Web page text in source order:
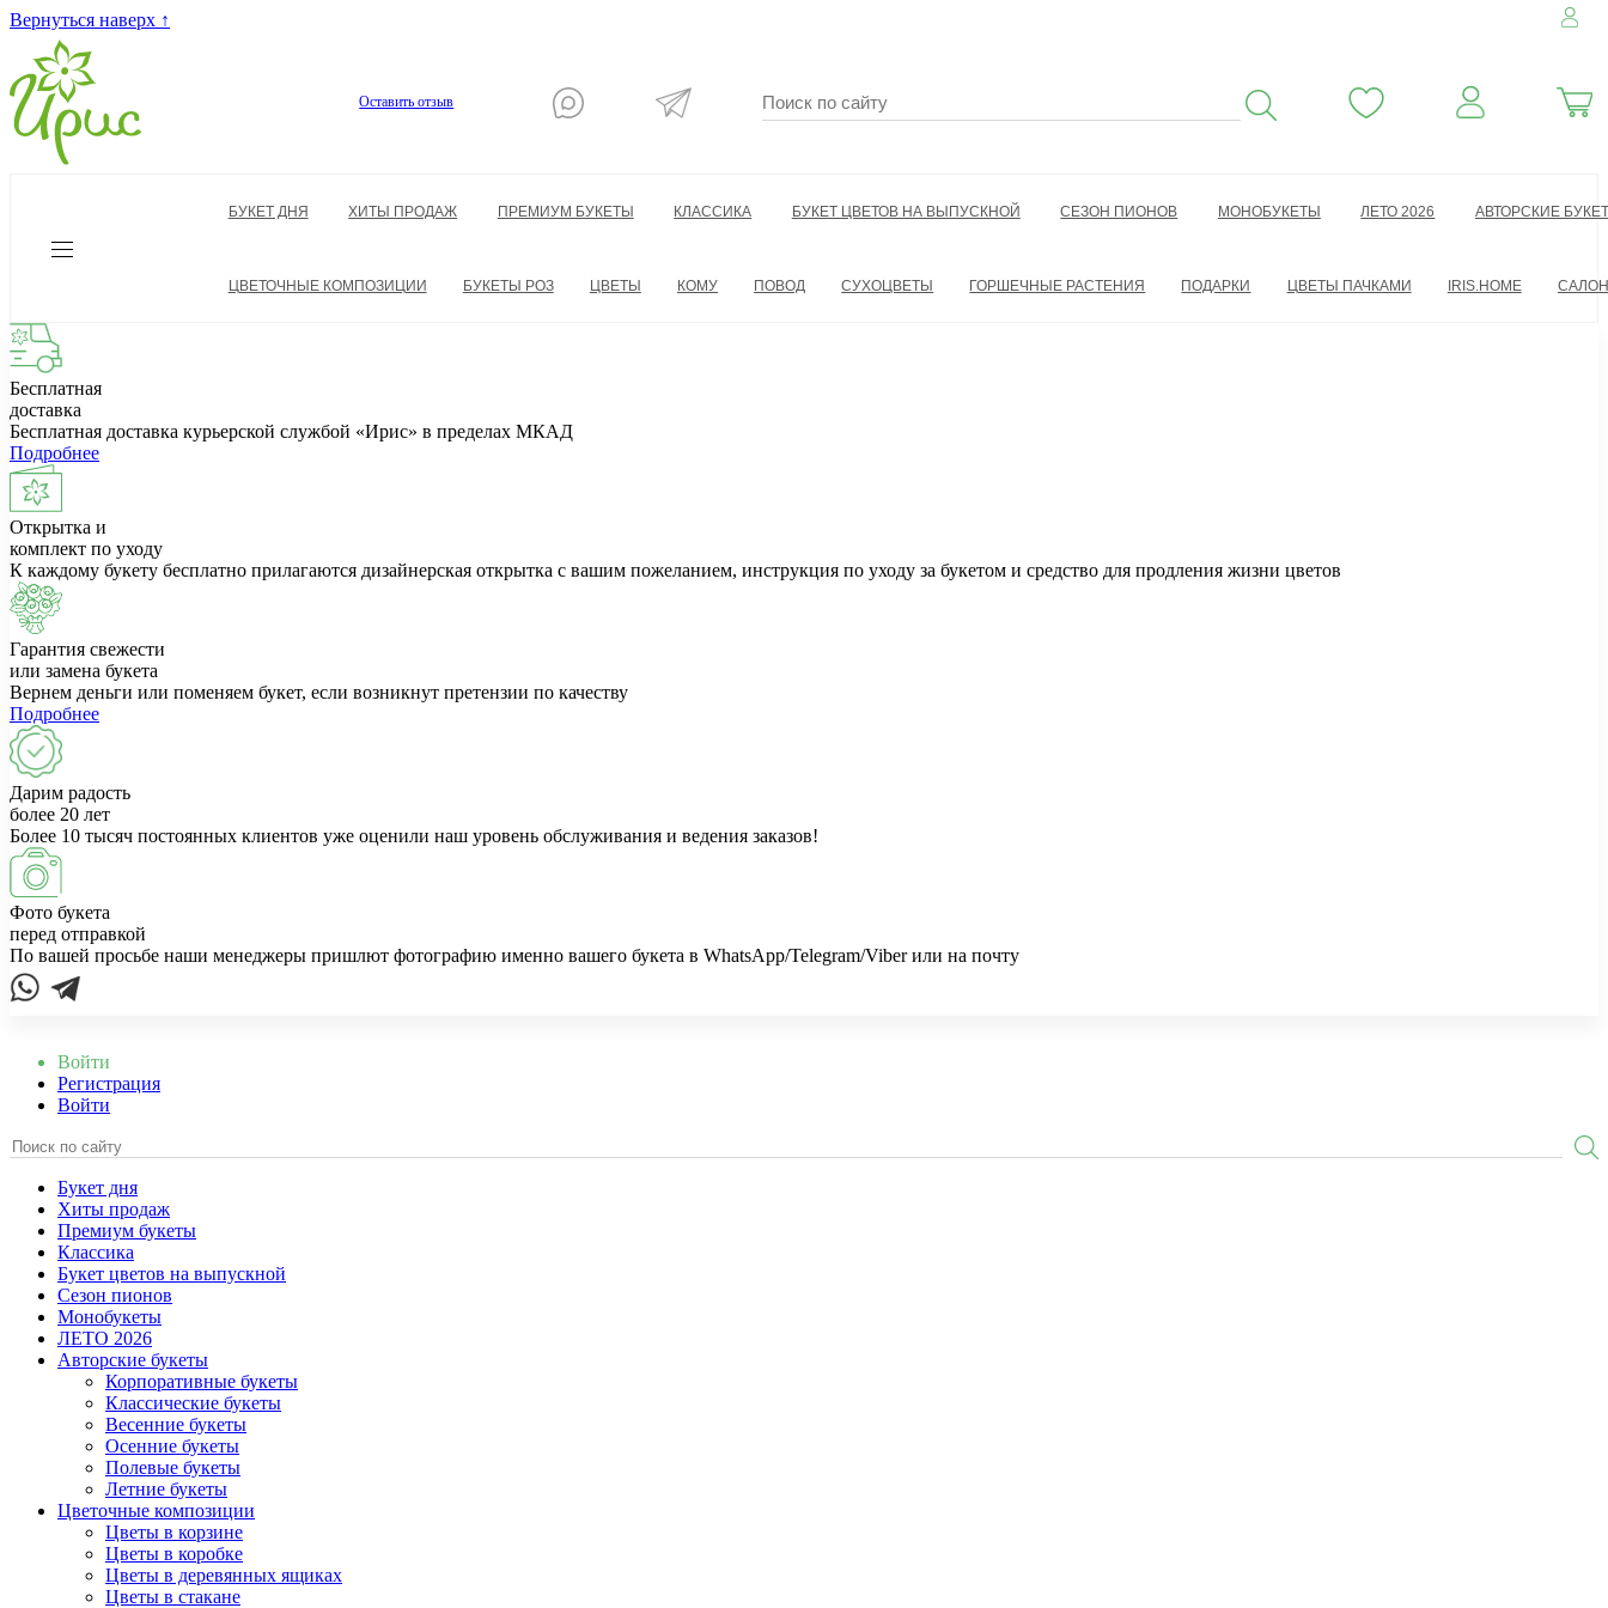
Вернуться наверх ↑
Оставить отзыв
БУКЕТ ДНЯ ХИТЫ ПРОДАЖ ПРЕМИУМ БУКЕТЫ КЛАССИКА БУКЕТ ЦВЕТОВ НА ВЫПУСКНОЙ СЕЗОН ПИОНОВ МОНОБУКЕТЫ ЛЕТО 2026 АВТОРСКИЕ
ЦВЕТОЧНЫЕ КОМПОЗИЦИИ БУКЕТЫ РОЗ ЦВЕТЫ КОМУ ПОВОД СУХОЦВЕТЫ ГОРШЕЧНЫЕ РАСТЕНИЯ ПОДАРКИ ЦВЕТЫ ПАЧКАМИ IRIS.HOME
Бесплатная
доставка
Бесплатная доставка курьерской службой «Ирис» в пределах МКАД
Подробнее
Открытка и
комплект по уходу
К каждому букету бесплатно прилагаются дизайнерская открытка с вашим пожеланием, инструкция по уходу за букетом и средство для продления жизни цветов
Гарантия свежести
или замена букета
Вернем деньги или поменяем букет, если возникнут претензии по качеству
Подробнее
Дарим радость
более 20 лет
Более 10 тысяч постоянных клиентов уже оценили наш уровень обслуживания и ведения заказов!
Фото букета
перед отправкой
По вашей просьбе наши менеджеры пришлют фотографию именно вашего букета в WhatsApp/Telegram/Viber или на почту
Войти
Регистрация
Войти
Букет дня
Хиты продаж
Премиум букеты
Классика
Букет цветов на выпускной
Сезон пионов
Монобукеты
ЛЕТО 2026
Авторские букеты
Корпоративные букеты
Классические букеты
Весенние букеты
Осенние букеты
Полевые букеты
Летние букеты
Цветочные композиции
Цветы в корзине
Цветы в коробке
Цветы в деревянных ящиках
Цветы в стакане